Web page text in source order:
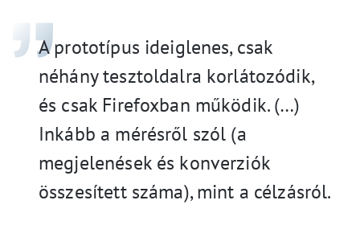
A prototípus ideiglenes, csak
néhány tesztoldalra korlátozódik,
és csak Firefoxban működik. (…)
Inkább a mérésről szól (a
megjelenések és konverziók
összesített száma), mint a célzásról.